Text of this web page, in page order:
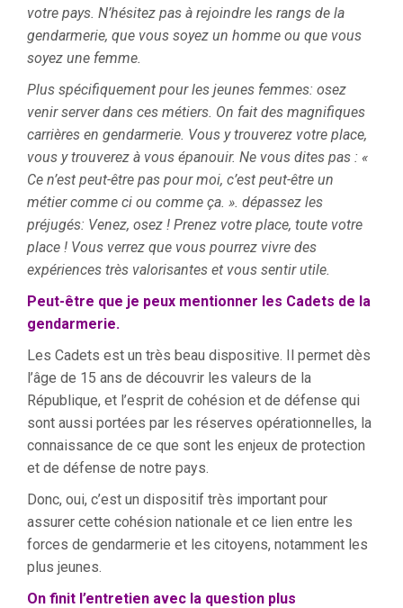
votre pays. N’hésitez pas à rejoindre les rangs de la
gendarmerie, que vous soyez un homme ou que vous
soyez une femme.
Plus spécifiquement pour les jeunes femmes: osez
venir server dans ces métiers. On fait des magnifiques
carrières en gendarmerie. Vous y trouverez votre place,
vous y trouverez à vous épanouir. Ne vous dites pas : «
Ce n’est peut-être pas pour moi, c’est peut-être un
métier comme ci ou comme ça. ». dépassez les
préjugés: Venez, osez ! Prenez votre place, toute votre
place ! Vous verrez que vous pourrez vivre des
expériences très valorisantes et vous sentir utile.
Peut-être que je peux mentionner les Cadets de la
gendarmerie.
Les Cadets est un très beau dispositive. Il permet dès
l’âge de 15 ans de découvrir les valeurs de la
République, et l’esprit de cohésion et de défense qui
sont aussi portées par les réserves opérationnelles, la
connaissance de ce que sont les enjeux de protection
et de défense de notre pays.
Donc, oui, c’est un dispositif très important pour
assurer cette cohésion nationale et ce lien entre les
forces de gendarmerie et les citoyens, notamment les
plus jeunes.
On finit l’entretien avec la question plus